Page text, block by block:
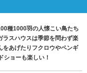
種1000羽の人懐こい鳥たち
ラスハウスは季節を問わず楽
をあげたりフクロウやペンギ
ショーも楽しい！